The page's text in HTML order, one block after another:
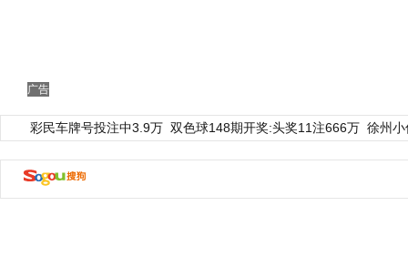
广告
彩民车牌号投注中3.9万 双色球148期开奖:头奖11注666万 徐州